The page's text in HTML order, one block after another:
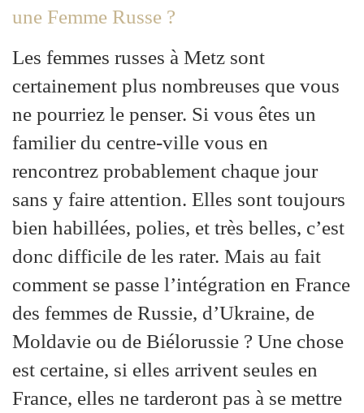
une Femme Russe ?
Les femmes russes à Metz sont
certainement plus nombreuses que vous
ne pourriez le penser. Si vous êtes un
familier du centre-ville vous en
rencontrez probablement chaque jour
sans y faire attention. Elles sont toujours
bien habillées, polies, et très belles, c’est
donc difficile de les rater. Mais au fait
comment se passe l’intégration en France
des femmes de Russie, d’Ukraine, de
Moldavie ou de Biélorussie ? Une chose
est certaine, si elles arrivent seules en
France, elles ne tarderont pas à se mettre